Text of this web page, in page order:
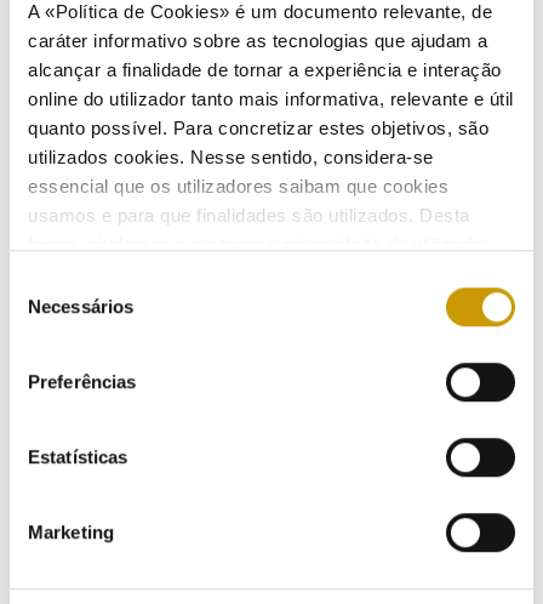
A «Política de Cookies» é um documento relevante, de
caráter informativo sobre as tecnologias que ajudam a
alcançar a finalidade de tornar a experiência e interação
online do utilizador tanto mais informativa, relevante e útil
quanto possível. Para concretizar estes objetivos, são
utilizados cookies. Nesse sentido, considera-se
essencial que os utilizadores saibam que cookies
usamos e para que finalidades são utilizados. Desta
simples possível de usar. Para obter mais informações
sobre como são tratados os seus dados pessoais,
Necessários
Preferências
Estatísticas
Marketing
Relatório da Qualidade de Serviço Técnica do
Setor Elétrico - 2024
09/10/2025
Relatório da Qualidade de Serviço Comercial -
Operações Remotas
Boletim das Ofertas Comerciais de Gás Natural -